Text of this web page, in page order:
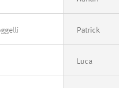
Patrick
Luca